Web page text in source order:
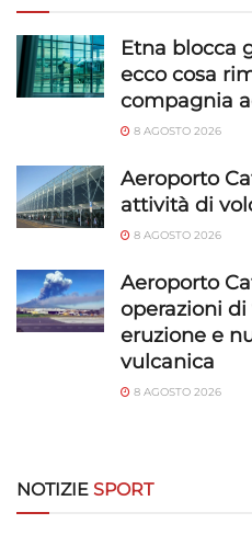
Etna blocca
ecco cosa
compagnia
8 AGOSTO 2026
Aeroporto
attività di
8 AGOSTO 2026
Aeroporto
operazioni
eruzione e
vulcanica
8 AGOSTO 2026
NOTIZIE SPORT